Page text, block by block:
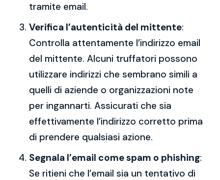
tramite email.
Verifica l’autenticità del mittente:
Controlla attentamente l’indirizzo email
del mittente. Alcuni truffatori possono
utilizzare indirizzi che sembrano simili a
quelli di aziende o organizzazioni note
per ingannarti. Assicurati che sia
effettivamente l’indirizzo corretto prima
di prendere qualsiasi azione.
Segnala l’email come spam o phishing:
Se ritieni che l’email sia un tentativo di